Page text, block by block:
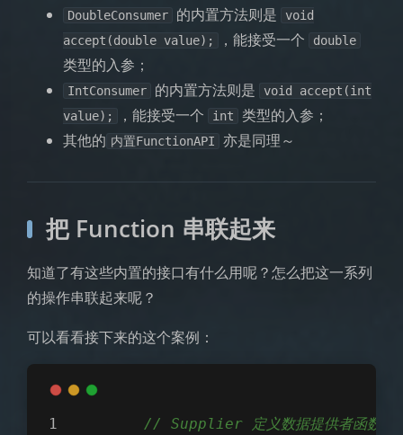
DoubleConsumer 的内置方法则是
void
accept(double value);
，能接受一个 double
类型的入参；
IntConsumer 的内置方法则是
void accept(int
value);
，能接受一个 int
类型的入参；
其他的 内置FunctionAPI 亦是同理～
把 Function 串联起来
知道了有这些内置的接口有什么用呢？怎么把这一系列
的操作串联起来呢？
可以看看接下来的这个案例：
// Supplier 定义数据提供者函数